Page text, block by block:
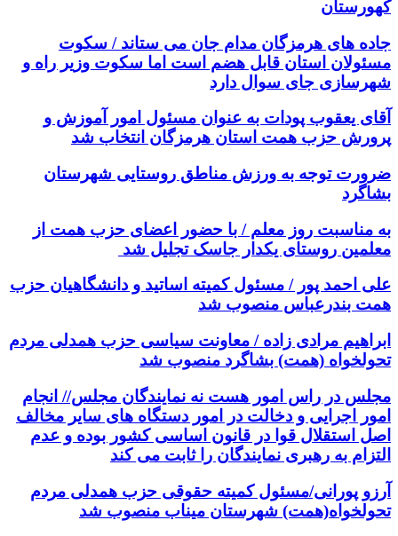
کهورستان
جاده های هرمزگان مدام جان می ستاند / سکوت
مسئولان استان قابل هضم است اما سکوت وزیر راه و
شهرسازی جای سوال دارد
آقای یعقوب پودات به عنوان مسئول امور آموزش و
پرورش حزب همت استان هرمزگان انتخاب شد
ضرورت توجه به ورزش مناطق روستایی شهرستان
بشاگرد
به مناسبت روز معلم / با حضور اعضای حزب همت از
معلمین روستای یکدار جاسک تجلیل شد
علی احمد پور / مسئول کمیته اساتید و دانشگاهیان حزب
همت بندرعباس منصوب شد
ابراهیم مرادی زاده / معاونت سیاسی حزب همدلی مردم
تحولخواه (همت) بشاگرد منصوب شد
مجلس در راس امور هست نه نمایندگان مجلس// انجام
امور اجرایی و دخالت در امور دستگاه های سایر مخالف
اصل استقلال قوا در قانون اساسی کشور بوده و عدم
التزام به رهبری نمایندگان را ثابت می کند
آرزو پورانی/مسئول کمیته حقوقی حزب همدلی مردم
تحولخواه(همت) شهرستان میناب منصوب شد